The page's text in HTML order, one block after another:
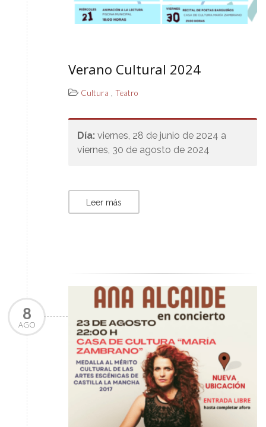
Verano Cultural 2024
Cultura , Teatro
Día: viernes, 28 de junio de 2024 a
viernes, 30 de agosto de 2024
Leer más
8
AGO